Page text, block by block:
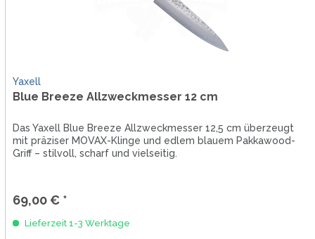
Yaxell
Blue Breeze Allzweckmesser 12 cm
Das Yaxell Blue Breeze Allzweckmesser 12,5 cm überzeugt
mit präziser MOVAX-Klinge und edlem blauem Pakkawood-
Griff – stilvoll, scharf und vielseitig.
69,00 € *
Lieferzeit 1-3 Werktage